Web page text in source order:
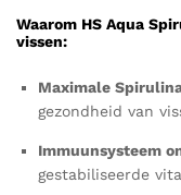
Waarom HS Aqua
vissen:
Maximale
gezondheid van
Immuunsysteem
gestabiliseerde